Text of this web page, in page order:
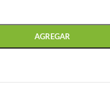
AGREGAR